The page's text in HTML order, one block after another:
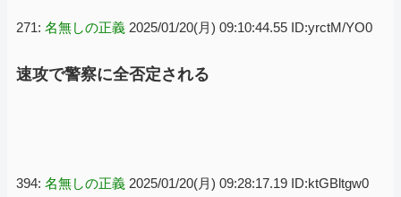
271: 名無しの正義 2025/01/20(月) 09:10:44.55 ID:yrctM/YO0
速攻で警察に全否定される
394: 名無しの正義 2025/01/20(月) 09:28:17.19 ID:ktGBltgw0